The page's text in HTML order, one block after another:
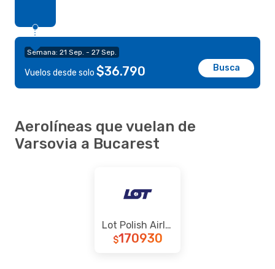
Semana: 21 Sep. - 27 Sep.
Vuelos desde solo $36.790 Busca
Aerolíneas que vuelan de
Varsovia a Bucarest
Lot Polish Airlines
170930
$